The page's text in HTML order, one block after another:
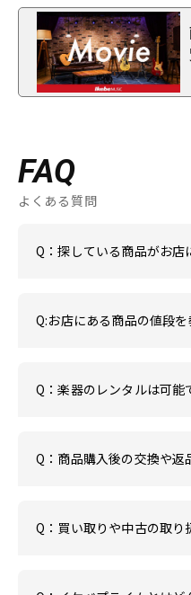
FAQ
よくある質問
Q：探している商品がお店
Q:お店にある商品の値段
Q：楽器のレンタルは可能
Q：商品購入後の交換や返
Q：買い取りや中古の取り